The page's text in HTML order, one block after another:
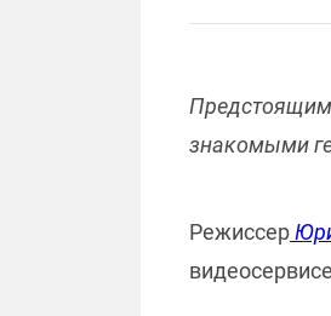
Предстоящим
знакомыми
Режиссер